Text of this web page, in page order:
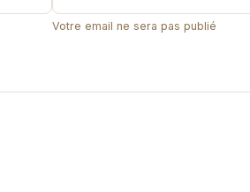
Votre email ne sera pas publié